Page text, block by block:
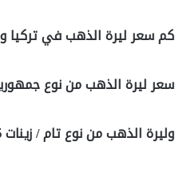
كم سعر ليرة الذهب في تركيا
سعر ليرة الذهب من نوع جمهوريات فقد
وليرة الذهب من نوع تام / زينات 3095 ليرة تركية.